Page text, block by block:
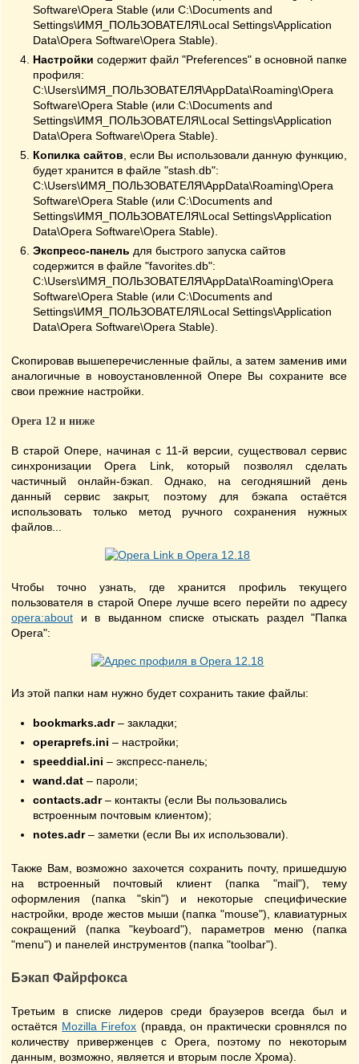
Software\Opera Stable (или C:\Documents and
Settings\ИМЯ_ПОЛЬЗОВАТЕЛЯ\Local Settings\Application
Data\Opera Software\Opera Stable).
Настройки содержит файл "Preferences" в основной папке
профиля:
C:\Users\ИМЯ_ПОЛЬЗОВАТЕЛЯ\AppData\Roaming\Opera
Software\Opera Stable (или C:\Documents and
Settings\ИМЯ_ПОЛЬЗОВАТЕЛЯ\Local Settings\Application
Data\Opera Software\Opera Stable).
Копилка сайтов , если Вы использовали данную функцию,
будет хранится в файле "stash.db":
C:\Users\ИМЯ_ПОЛЬЗОВАТЕЛЯ\AppData\Roaming\Opera
Software\Opera Stable (или C:\Documents and
Settings\ИМЯ_ПОЛЬЗОВАТЕЛЯ\Local Settings\Application
Data\Opera Software\Opera Stable).
Экспресс-панель для быстрого запуска сайтов
содержится в файле "favorites.db":
C:\Users\ИМЯ_ПОЛЬЗОВАТЕЛЯ\AppData\Roaming\Opera
Software\Opera Stable (или C:\Documents and
Settings\ИМЯ_ПОЛЬЗОВАТЕЛЯ\Local Settings\Application
Data\Opera Software\Opera Stable).
Скопировав вышеперечисленные файлы, а затем заменив ими
аналогичные в новоустановленной Опере Вы сохраните все
свои прежние настройки.
Opera 12 и ниже
В старой Опере, начиная с 11-й версии, существовал сервис
синхронизации Opera Link, который позволял сделать
частичный онлайн-бэкап. Однако, на сегодняшний день
данный сервис закрыт, поэтому для бэкапа остаётся
использовать только метод ручного сохранения нужных
файлов...
Чтобы точно узнать, где хранится профиль текущего
пользователя в старой Опере лучше всего перейти по адресу
opera:about и в выданном списке отыскать раздел "Папка
Opera":
Из этой папки нам нужно будет сохранить такие файлы:
bookmarks.adr– закладки;
operaprefs.ini – настройки;
speeddial.ini – экспресс-панель;
wand.dat – пароли;
contacts.adr– контакты (если Вы пользовались
встроенным почтовым клиентом);
notes.adr– заметки (если Вы их использовали).
Также Вам, возможно захочется сохранить почту, пришедшую
на встроенный почтовый клиент (папка "mail"), тему
оформления (папка "skin") и некоторые специфические
настройки, вроде жестов мыши (папка "mouse"), клавиатурных
сокращений (папка "keyboard"), параметров меню (папка
"menu") и панелей инструментов (папка "toolbar").
Бэкап Файрфокса
Третьим в списке лидеров среди браузеров всегда был и
остаётся Mozilla Firefox (правда, он практически сровнялся по
количеству приверженцев с Opera, поэтому по некоторым
данным, возможно, является и вторым после Хрома).